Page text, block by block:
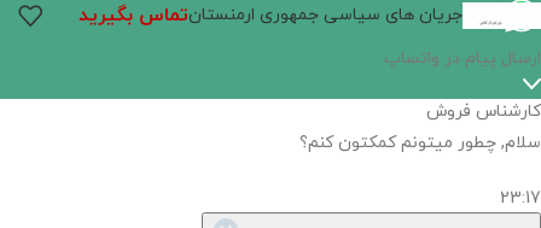
جریان­ های سیاسی جمهوری ارمنستانتماس بگیرید
ارسال پیام در واتساپ
کارشناس فروش
سلام, چطور میتونم کمکتون کنم؟
23:17